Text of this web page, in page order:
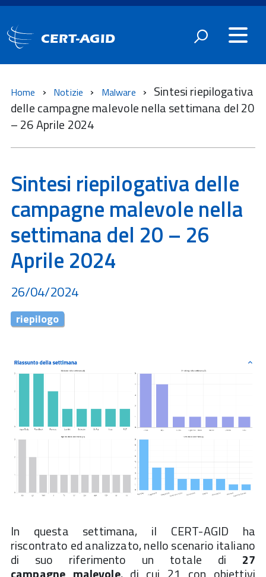
CERT-AGID
Home Notizie Malware
Sintesi riepilogativa
delle campagne malevole nella settimana del 20
– 26 Aprile 2024
Sintesi riepilogativa delle
campagne malevole nella
settimana del 20 – 26
Aprile 2024
26/04/2024
riepilogo
In questa settimana, il CERT-AGID ha
riscontrato ed analizzato, nello scenario italiano
di suo riferimento un totale di 27